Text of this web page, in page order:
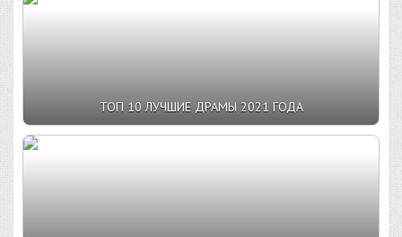
ТОП 10 ЛУЧШИЕ ДРАМЫ 2021 ГОДА